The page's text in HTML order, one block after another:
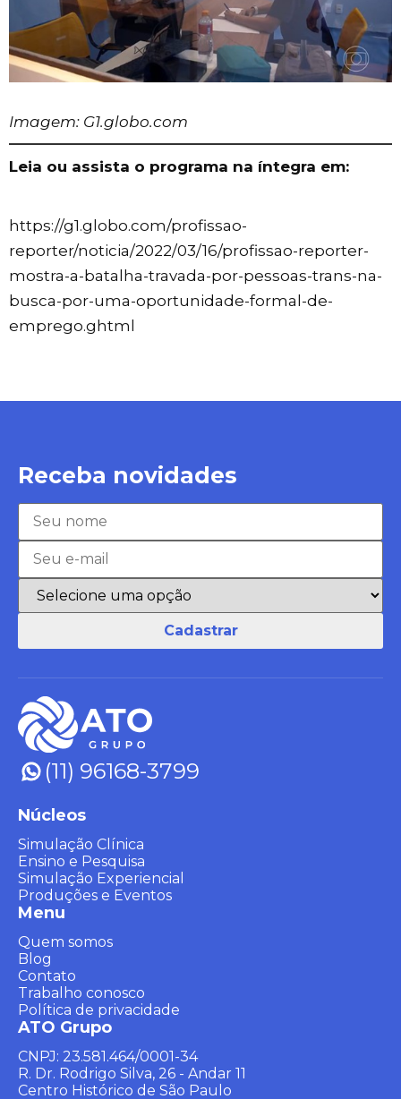
Imagem: G1.globo.com
Leia ou assista o programa na íntegra em:
https://g1.globo.com/profissao-
reporter/noticia/2022/03/16/profissao-reporter-
mostra-a-batalha-travada-por-pessoas-trans-na-
busca-por-uma-oportunidade-formal-de-
emprego.ghtml
Receba novidades
(11) 96168-3799
Núcleos
Simulação Clínica
Ensino e Pesquisa
Simulação Experiencial
Produções e Eventos
Menu
Quem somos
Blog
Contato
Trabalho conosco
Política de privacidade
ATO Grupo
CNPJ: 23.581.464/0001-34
R. Dr. Rodrigo Silva, 26 - Andar 11
Centro Histórico de São Paulo